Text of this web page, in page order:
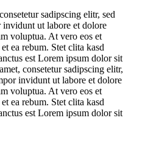
sadipscing elitr, sed
ut labore et dolore
voluptua. At vero eos et
ea rebum. Stet clita kasd
est Lorem ipsum dolor sit
consetetur sadipscing elitr,
invidunt ut labore et dolore
voluptua. At vero eos et
ea rebum. Stet clita kasd
est Lorem ipsum dolor sit